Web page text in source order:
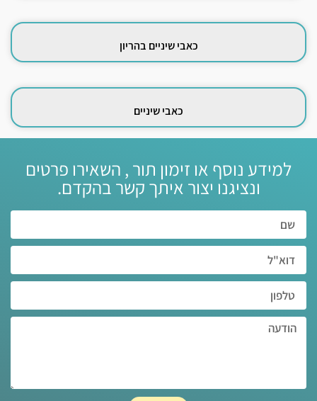
כאבי שיניים בהריון
כאבי שיניים
למידע נוסף או זימון תור , השאירו פרטים
ונציגנו יצור איתך קשר בהקדם.‏